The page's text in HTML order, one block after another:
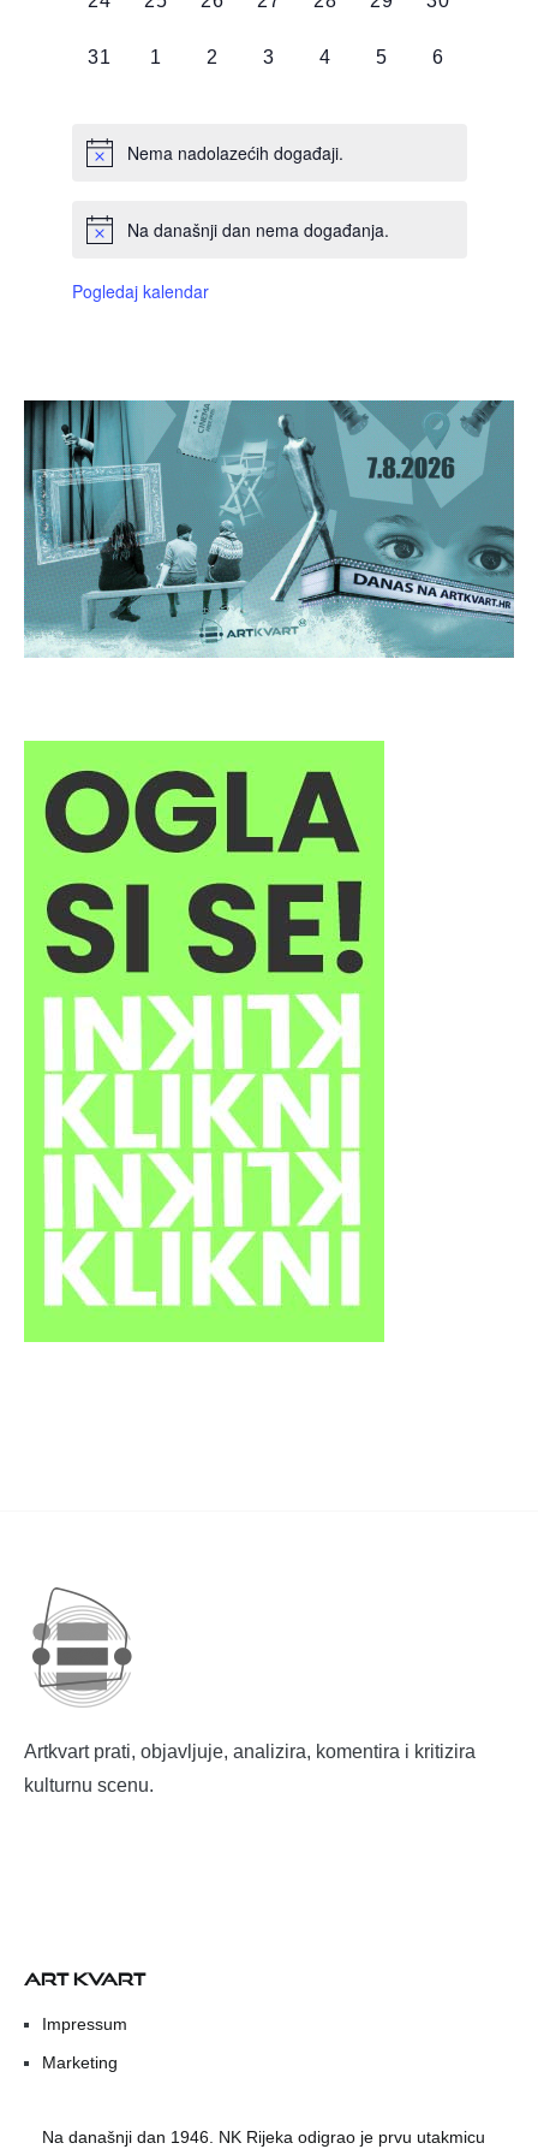
0
31
0
1
0
2
0
3
0
4
0
5
0
6
Nema nadolazećih događaji.
Na današnji dan nema događanja.
Pogledaj kalendar
Artkvart prati, objavljuje, analizira, komentira i kritizira
kulturnu scenu.
ART KVART
Impressum
Marketing
Na današnji dan 1946. NK Rijeka odigrao je prvu utakmicu